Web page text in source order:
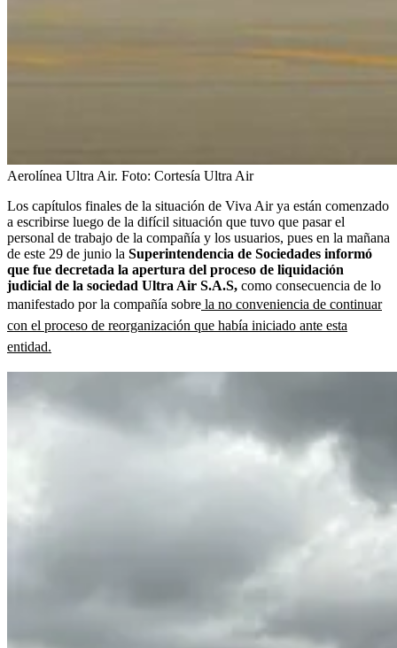
Aerolínea Ultra Air. Foto: Cortesía Ultra Air
Los capítulos finales de la situación de Viva Air ya están comenzado
a escribirse luego de la difícil situación que tuvo que pasar el
personal de trabajo de la compañía y los usuarios, pues en la mañana
de este 29 de junio la Superintendencia de Sociedades informó
que fue decretada la apertura del proceso de liquidación
judicial de la sociedad Ultra Air S.A.S, como consecuencia de lo
manifestado por la compañía sobre la no conveniencia de continuar
con el proceso de reorganización que había iniciado ante esta
entidad.